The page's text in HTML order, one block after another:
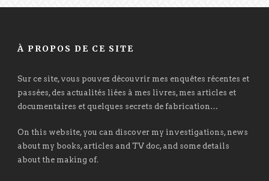
À PROPOS DE CE SITE
Sur ce site, vous pouvez découvrir mes enquêtes récentes et
passées, des actualités liées à mes livres, mes articles et
documentaires et quelques secrets de fabrication…
On this website, you can discover my investigations, news
about my books, articles and TV doc, and some details
about the making of.